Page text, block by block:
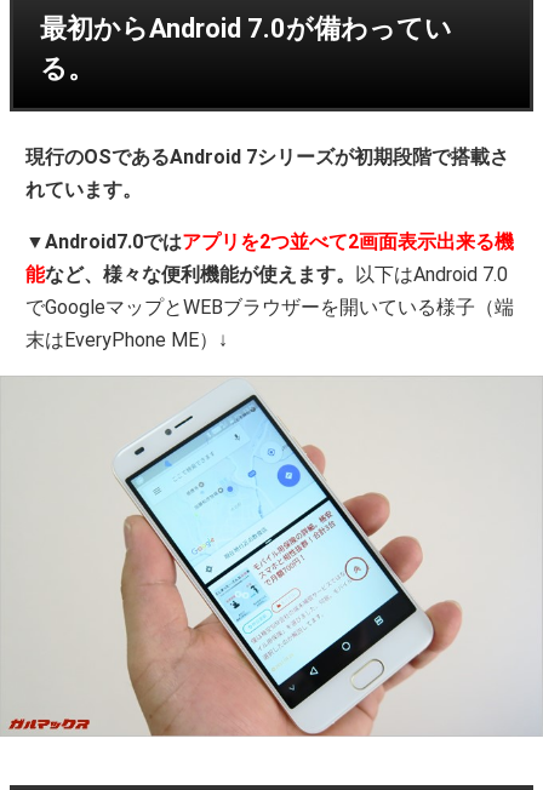
最初からAndroid 7.0が備わってい
る。
現行のOSであるAndroid 7シリーズが初期段階で搭載さ
れています。
▼Android7.0ではアプリを2つ並べて2画面表示出来る機
能など、様々な便利機能が使えます。 以下はAndroid 7.0
でGoogleマップとWEBブラウザーを開いている様子（端
末はEveryPhone ME）↓